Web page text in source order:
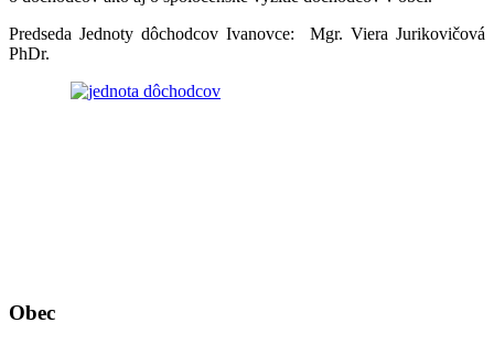
Predseda Jednoty dôchodcov Ivanovce: Mgr. Viera Jurikovičová
PhDr.
Obec